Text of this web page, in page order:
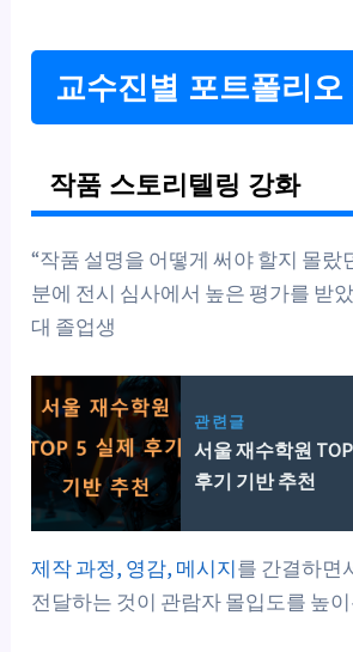
교수진별 포트폴리오
작품 스토리텔링 강화
“작품 설명을 어떻게 써야 할지 몰랐
분에 전시 심사에서 높은 평가를 받
대 졸업생
관련글
서울 재수학원
후기 기반 추천
제작 과정, 영감, 메시지를 간결하면
전달하는 것이 관람자 몰입도를 높